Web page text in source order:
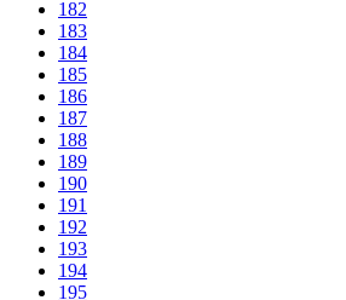
182
183
184
185
186
187
188
189
190
191
192
193
194
195